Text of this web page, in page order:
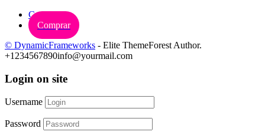
Carrinho
Comprar
© DynamicFrameworks - Elite ThemeForest Author.
+1234567890info@yourmail.com
Login on site
Username
Password